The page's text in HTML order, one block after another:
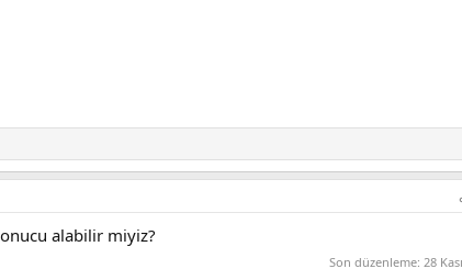
alabilir miyiz?
Son düzenleme: 28